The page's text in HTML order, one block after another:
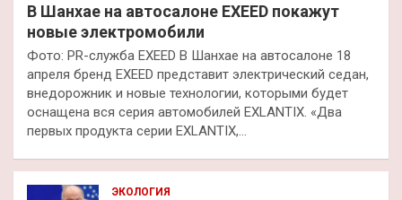
В Шанхае на автосалоне EXEED покажут
новые электромобили
Фото: PR-служба EXEED В Шанхае на автосалоне 18
апреля бренд EXEED представит электрический седан,
внедорожник и новые технологии, которыми будет
оснащена вся серия автомобилей EXLANTIX. «Два
первых продукта серии EXLANTIX,…
ЭКОЛОГИЯ